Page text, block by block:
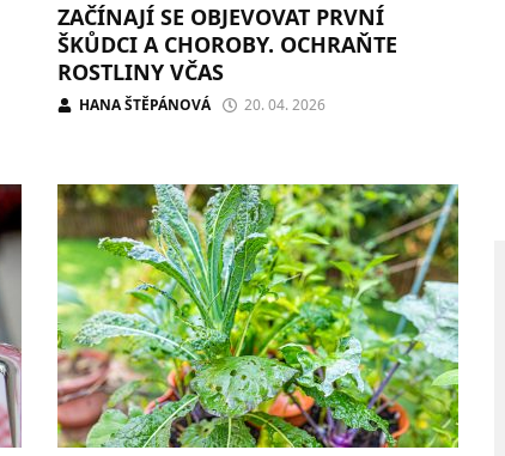
ZAČÍNAJÍ SE OBJEVOVAT PRVNÍ
ŠKŮDCI A CHOROBY. OCHRAŇTE
ROSTLINY VČAS
HANA ŠTĚPÁNOVÁ 20. 04. 2026